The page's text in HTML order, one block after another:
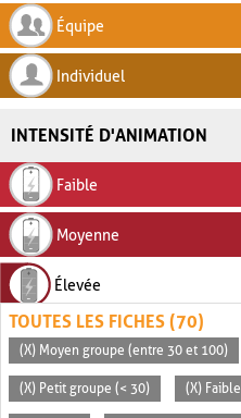
Équipe
Individuel
INTENSITÉ D'ANIMATION
Faible
Moyenne
Élevée
TOUTES LES FICHES (70)
(X) Moyen groupe (entre 30 et 100)
(X) Petit groupe (< 30) (X) Faible